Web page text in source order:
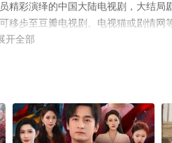
精彩演绎的中国大陆电视剧，大结局
步至豆瓣电视剧、电视猫或剧情网
开全部